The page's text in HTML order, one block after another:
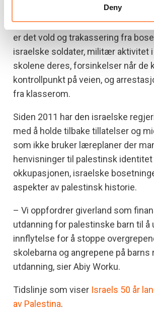
Deny
Blant truslene som palestinske
er det vold og trakassering fra
israelske soldater, militær aktivitet
skolene deres, forsinkelser når de
kontrollpunkt på veien, og
fra klasserom.
Siden 2011 har den israelske
med å holde tilbake tillatelser og
som ikke bruker læreplaner der
henvisninger til palestinsk identitet
okkupasjonen, israelske
aspekter av palestinsk historie.
– Vi oppfordrer giverland som
utdanning for palestinske barn til å
innflytelse for å stoppe
skolebarna og angrepene på barns
utdanning, sier Abiy Worku.
Tidslinje som viser Israels 50 år
av Palestina.